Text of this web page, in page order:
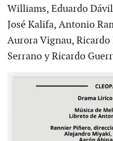
Williams, Eduardo
José Kalifa, Antonio
Aurora Vignau, Ricardo
Serrano y Ricardo